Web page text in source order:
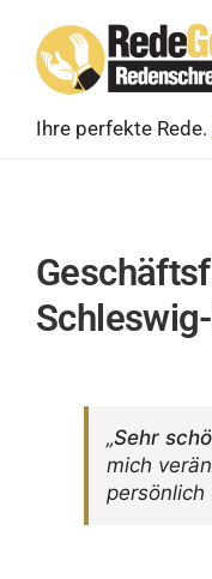
content
Ihre perfekte Rede.
„Sehr
mich
persön­lich